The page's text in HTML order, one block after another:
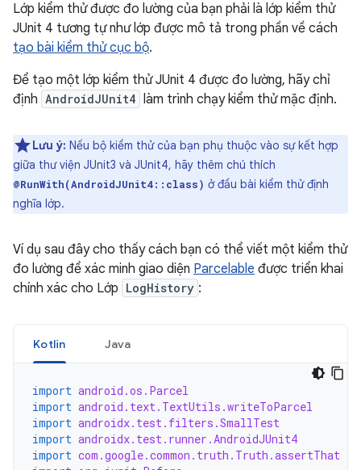
Lớp kiểm thử được đo lường của bạn phải là lớp kiểm thử
JUnit 4 tương tự như lớp được mô tả trong phần về cách
tạo bài kiểm thử cục bộ.
Để tạo một lớp kiểm thử JUnit 4 được đo lường, hãy chỉ
định AndroidJUnit4 làm trình chạy kiểm thử mặc định.
Lưu ý: Nếu bộ kiểm thử của bạn phụ thuộc vào sự kết hợp
giữa thư viện JUnit3 và JUnit4, hãy thêm chú thích
@RunWith(AndroidJUnit4::class) ở đầu bài kiểm thử định
nghĩa lớp.
Ví dụ sau đây cho thấy cách bạn có thể viết một kiểm thử
đo lường để xác minh giao diện Parcelable được triển khai
chính xác cho Lớp LogHistory :
Kotlin Java
import android.os.Parcel
import android.text.TextUtils.writeToParcel
import androidx.test.filters.SmallTest
import androidx.test.runner.AndroidJUnit4
import com.google.common.truth.Truth.assertThat